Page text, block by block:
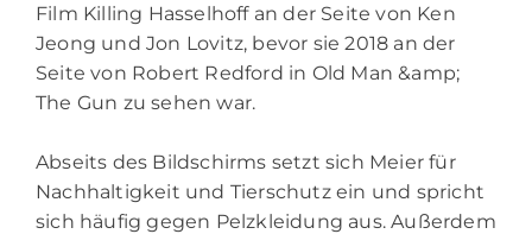
Film Killing Hasselhoff an der Seite von Ken
Jeong und Jon Lovitz, bevor sie 2018 an der
Seite von Robert Redford in Old Man &amp;
The Gun zu sehen war.
Abseits des Bildschirms setzt sich Meier für
Nachhaltigkeit und Tierschutz ein und spricht
sich häufig gegen Pelzkleidung aus. Außerdem